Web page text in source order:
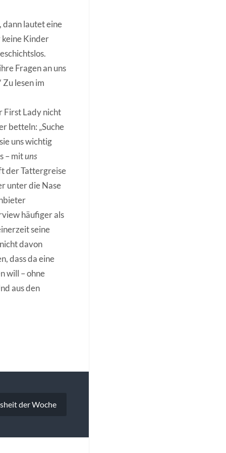
dann lautet eine
Kinder
Fragen an uns
lesen im
First Lady nicht
betteln: „Suche
uns wichtig
– mituns
der Tattergreise
unter die Nase
häufiger als
seine
davon
dass da eine
will – ohne
aus den
der Woche